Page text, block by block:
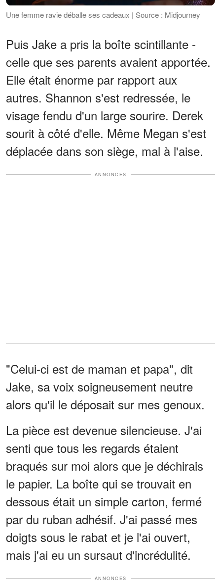
Une femme ravie déballe ses cadeaux | Source : Midjourney
Puis Jake a pris la boîte scintillante -
celle que ses parents avaient apportée.
Elle était énorme par rapport aux
autres. Shannon s'est redressée, le
visage fendu d'un large sourire. Derek
sourit à côté d'elle. Même Megan s'est
déplacée dans son siège, mal à l'aise.
ANNONCES
"Celui-ci est de maman et papa", dit
Jake, sa voix soigneusement neutre
alors qu'il le déposait sur mes genoux.
La pièce est devenue silencieuse. J'ai
senti que tous les regards étaient
braqués sur moi alors que je déchirais
le papier. La boîte qui se trouvait en
dessous était un simple carton, fermé
par du ruban adhésif. J'ai passé mes
doigts sous le rabat et je l'ai ouvert,
mais j'ai eu un sursaut d'incrédulité.
ANNONCES